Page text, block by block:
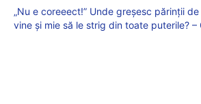
„Nu e coreeect!” Unde greşesc părinții
vine şi mie să le strig din toate puterile? –